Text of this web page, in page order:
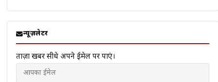
न्यूज़लेटर
ताज़ा खबरें सीधे अपने ईमेल पर पाएं।